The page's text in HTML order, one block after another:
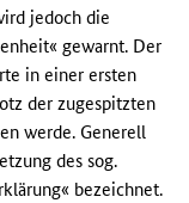
jedoch die
gewarnt. Der
in einer ersten
der zugespitzten
werde. Generell
des sog.
bezeichnet.